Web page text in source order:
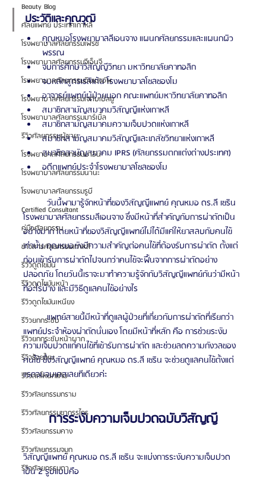
Beauty Blog
ศัลยแพทย์ ประเทศเกาหลี
โรงพยาบาลศัลยกรรมเฟรช
โรงพยาบาลศัลยกรรมจีเอ็นจี
โรงพยาบาลศัลยกรรมอิมเมจอัพ
โรงพยาบาลศัลยกรรมเจดับเบิลยู
โรงพยาบาลศัลยกรรมมาร์เบิ้ล
รีวิวศัลยกรรมผู้ชาย
โรงพยาบาลศัลยกรรมมาอิน
โรงพยาบาลศัลยกรรมนานะ
โรงพยาบาลศัลยกรรมรูบี
Certified Consultant
คู่มือศัลยกรรม
ข่าวสารศัลยกรรมเกาหลี
รีวิวดูดไขมัน
รีวิวดูดไขมันหน้า
รีวิวดูดไขมันเหนียง
รีวิวยกกระชับ
รีวิวยกกระชับหน้าผาก
รีวิวร้อยไหม
รีวิวลดโหนกแก้ม
รีวิวศัลยกรรมกราม
รีวิวศัลยกรรมขากรรไกร
รีวิวศัลยกรรมคาง
รีวิวศัลยกรรมจมูก
รีวิวศัลยกรรมตา
ประวัติและคุณวุฒิ
คุณหมอโรงพยาบาลลีเอนจาง แผนกศัลยกรรมและแผนกผิว
พรรณ
จบการศึกษาวิสัญญีวิทยา มหาวิทยาลัยคาทอลิก
จบหลักสูตรเรสิเด้น โรงพยาบาลโซลซองโม
อาจารย์แพทย์ผู้ป่วยนอก คณะแพทย์มหาวิทยาลัยคาทอลิก
สมาชิกสามัญสมาคมวิสัญญีแห่งเกาหลี
สมาชิกสามัญสมาคมความเจ็บปวดแห่งเกาหลี
สมาชิกสามัญสมาคมวิสัญญีและเภสัชวิทยาแห่งเกาหลี
สมาชิกสามัญสมาคม IPRS (ศัลยกรรมตกแต่งต่างประเทศ)
อดีตแพทย์ประจำโรงพยาบาลโซลซองโม
          วันนี้พามารู้จักหน้าที่ของวิสัญญีแพทย์ คุณหมอ ดร.ลี เซริน
โรงพยาบาลศัลยกรรมลีเอนจาง ซึ่งมีหน้าที่สำคัญกับการผ่าตัดเป็น
อย่างมาก โดยหน้าที่ของวิสัญญีแพทย์ไม่ได้มีแค่ให้ยาสลบกับคนไข้
เท่านั้น คุณหมอยังมีความสำคัญต่อคนไข้ที่ต้องรับการผ่าตัด ตั้งแต่
ก่อนเข้ารับการผ่าตัดไปจนกว่าคนไข้จะฟื้นจากการผ่าตัดอย่าง
ปลอดภัย โดยวันนี้เราจะมาทำความรู้จักกับวิสัญญีแพทย์กันว่ามีหน้า
ที่อะไรบ้าง และมีวิธีดูแลคนไข้อย่างไร
          แพทย์สายนี้มีหน้าที่ดูแลผู้ป่วยที่เกี่ยวกับการผ่าตัดที่เรียกว่า
แพทย์ประจำห้องผ่าตัดนั่นเอง โดยมีหน้าที่หลัก คือ การช่วยระงับ
ความเจ็บปวดแก่คนไข้ที่เข้ารับการผ่าตัด และช่วยลดความกังวลของ
คนไข้ ซึ่งวิสัญญีแพทย์ คุณหมอ ดร.ลี เซริน จะช่วยดูแลคนไข้ตั้งแต่
แรกจนจบเคสเลยทีเดียวค่ะ
การระงับความเจ็บปวดฉบับวิสัญญี
วิสัญญีแพทย์ คุณหมอ ดร.ลี เซริน จะแบ่งการระงับความเจ็บปวด
เป็น 2 รูปแบบคือ